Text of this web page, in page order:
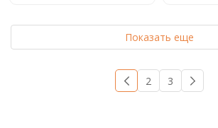
Показать еще
1 2 3 →